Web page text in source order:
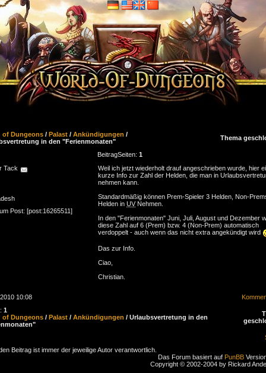
of Dungeons / Palast / Ankündigungen /
in den "Ferienmonaten"
Thema
BeitragSeiten: 1
Tack
Post: [post:16265511]
Weil ich jetzt wiederholt drauf angeschrieben wurde, hier
kurze Info zur Zahl der Helden, die man in
nehmen kann.
Standardmäßig können Prem-Spieler 3 Helden, Non-
Helden in UVNehmen.
In den "Ferienmonaten" Juni, Juli, August und Dezember
diese Zahl auf 6 (Prem) bzw. 4 (Non-Prem) automatisch
verdoppelt - auch wenn das nicht extra angekündigt wird
Das zur Info.
Ciao,
Christian.
10:08
1
of Dungeons / Palast / Ankündigungen / Urlaubsvertretung in den
Beitrag ist immer der jeweilige Autor verantwortlich.
Das Forum basiert auf PunBB
Copyright © 2002-2004 by Rickard